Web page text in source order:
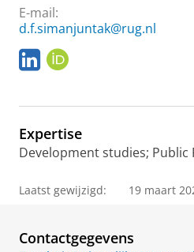
E-mail:
d.f.simanjuntak@rug.nl
L
i
k
d
I
I
Expertise
Development studies; Public
Laatst gewijzigd: 19 maart
Contactgegevens